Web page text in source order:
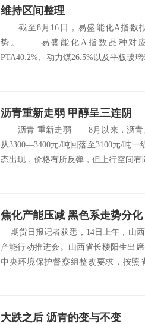
维持区间整理
截至8月16日，易盛能化A指数报
势。 易盛能化A指数品种对应
PTA40.2%、动力煤26.5%以及平板
沥青重新走弱 甲醇呈三连阴
沥青 重新走弱 8月以来，沥青期
从3300—3400元/吨回落至3100元/吨
态出现，价格有所反弹，但上行空间有
焦化产能压减 黑色系走势分化
期货日报记者获悉，14日上午，山
产能行动推进会。山西省长楼阳生出
中央环境保护督察组整改要求，按照
大跌之后 沥青的变与不变